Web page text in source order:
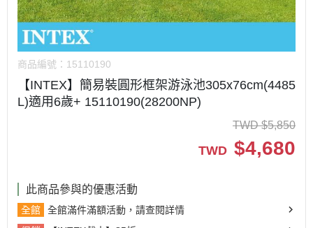
商品編號： 15110190
【INTEX】簡易裝圓形框架游泳池305x76cm(4485
L)適用6歲+ 15110190(28200NP)
TWD $5,850
TWD $4,680
此商品參與的優惠活動
全館
全館滿件滿額活動，請查閱詳情